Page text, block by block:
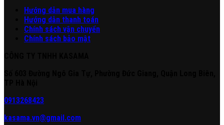
Hướng dẫn mua hàng
Hướng dẫn thanh toán
Chính sách vận chuyển
Chính sách bảo mật
0913268423
kasama.vn@gmail.com